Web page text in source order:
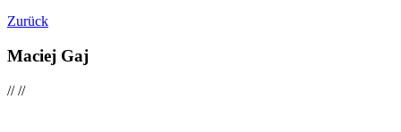
Zurück
Maciej Gaj
////